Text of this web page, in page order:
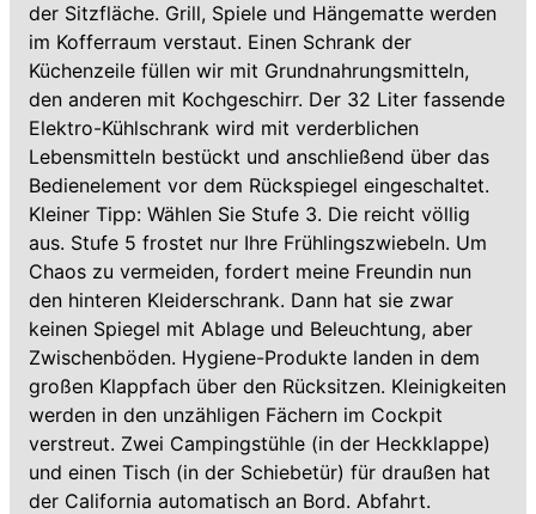
der Sitzfläche. Grill, Spiele und Hängematte werden
im Kofferraum verstaut. Einen Schrank der
Küchenzeile füllen wir mit Grundnahrungsmitteln,
den anderen mit Kochgeschirr. Der 32 Liter fassende
Elektro-Kühlschrank wird mit verderblichen
Lebensmitteln bestückt und anschließend über das
Bedienelement vor dem Rückspiegel eingeschaltet.
Kleiner Tipp: Wählen Sie Stufe 3. Die reicht völlig
aus. Stufe 5 frostet nur Ihre Frühlingszwiebeln. Um
Chaos zu vermeiden, fordert meine Freundin nun
den hinteren Kleiderschrank. Dann hat sie zwar
keinen Spiegel mit Ablage und Beleuchtung, aber
Zwischenböden. Hygiene-Produkte landen in dem
großen Klappfach über den Rücksitzen. Kleinigkeiten
werden in den unzähligen Fächern im Cockpit
verstreut. Zwei Campingstühle (in der Heckklappe)
und einen Tisch (in der Schiebetür) für draußen hat
der California automatisch an Bord. Abfahrt.